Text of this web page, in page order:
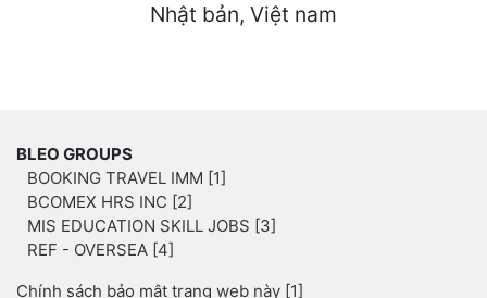
Nhật bản, Việt nam
BLEO GROUPS
BOOKING TRAVEL IMM [1]
BCOMEX HRS INC [2]
MIS EDUCATION SKILL JOBS [3]
REF - OVERSEA [4]
Chính sách bảo mật trang web này [1]